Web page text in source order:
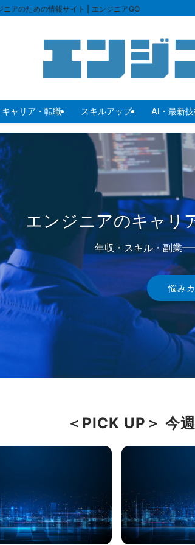
アのための情報サイト | エンジニアGO
キャリア・転職 スキルアップ AI・最新
エンジニアのキャリ
年収・スキル・副業
悩み
あなたの市
2026年版・若手エン
市場
2026年、AI
実務エンジニア視
最新
エンジニアのキャリ
年収・スキル・副業
悩み
市場
＜PICK UP＞ 今